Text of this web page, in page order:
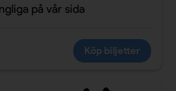
på vår sida
Köp biljetter